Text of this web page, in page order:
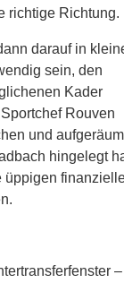
richtige Richtung.​
darauf in
sein, den
Kader
Rouven
und
hingelegt
üppigen
–